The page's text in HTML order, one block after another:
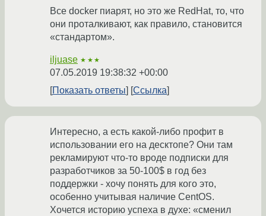
Все docker пиарят, но это же RedHat, то, что
они проталкивают, как правило, становится
«стандартом».
iljuase ★★★
07.05.2019 19:38:32 +00:00
Показать ответы
Ссылка
Интересно, а есть какой-либо профит в
использовании его на десктопе? Они там
рекламируют что-то вроде подписки для
разработчиков за 50-100$ в год без
поддержки - хочу понять для кого это,
особенно учитывая наличие CentOS.
Хочется историю успеха в духе: «сменил